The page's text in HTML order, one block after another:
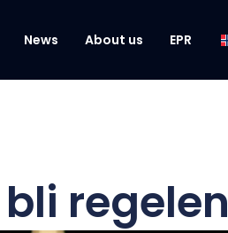
News About us EPR
regelen